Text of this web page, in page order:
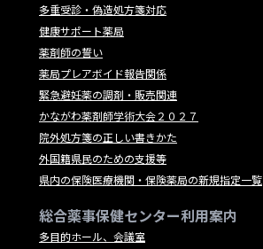
多重受診・偽造処方箋対応
健康サポート薬局
薬剤師の誓い
薬局プレアボイド報告関係
緊急避妊薬の調剤・販売関連
かながわ薬剤師学術大会２０２７
院外処方箋の正しい書きかた
外国籍県民のための支援等
県内の保険医療機関・保険薬局の新規指定一覧
総合薬事保健センター利用案内
多目的ホール、会議室